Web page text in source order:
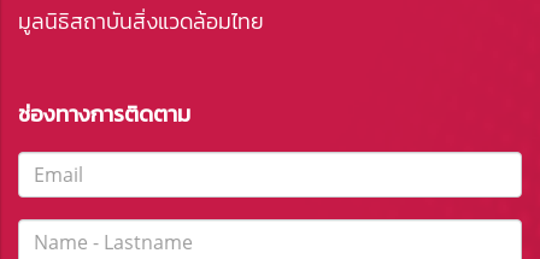
มูลนิธิสถาบันสิ่งแวดล้อมไทย
ช่องทางการติดตาม